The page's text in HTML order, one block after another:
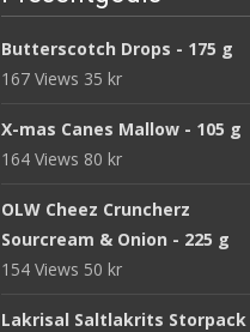
Butterscotch Drops - 175 g
167 Views 35 kr
X-mas Canes Mallow - 105 g
164 Views 80 kr
OLW Cheez Cruncherz
Sourcream & Onion - 225 g
154 Views 50 kr
Lakrisal Saltlakrits Storpack